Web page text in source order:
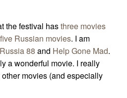
the festival hasthree movies
five Russian movies. I am
Russia 88 and Help Gone Mad.
a wonderful movie. I really
movies (and especially